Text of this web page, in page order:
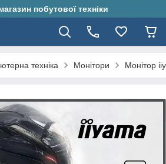
побутової техніки
техніка Монітори Монітор